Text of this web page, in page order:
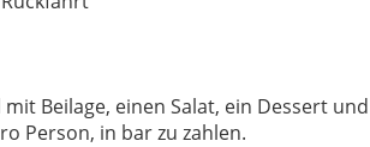
Beilage, einen Salat, ein Dessert und
Person, in bar zu zahlen.